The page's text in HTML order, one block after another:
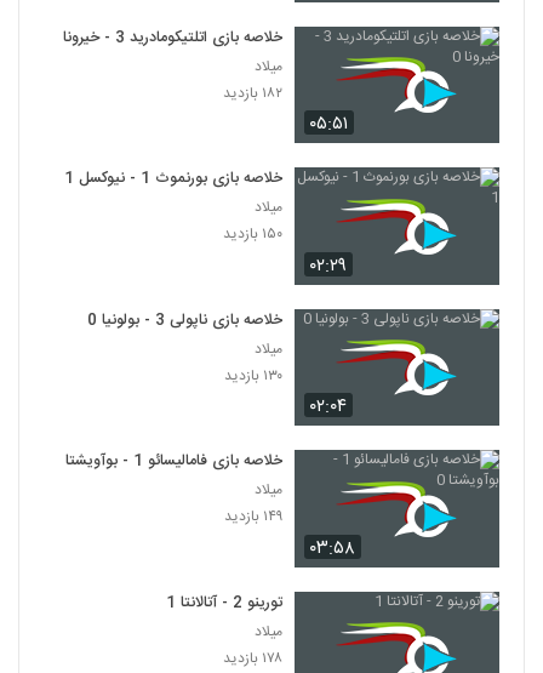
۰۵:۵۱
خلاصه بازی اتلتیکومادرید 3 - خیرونا 0
میلاد
۱۸۲ بازدید
۰۲:۲۹
خلاصه بازی بورنموث 1 - نیوکسل 1
میلاد
۱۵۰ بازدید
۰۲:۰۴
خلاصه بازی ناپولی 3 - بولونیا 0
میلاد
۱۳۰ بازدید
۰۳:۵۸
خلاصه بازی فامالیسائو 1 - بوآویشتا 0
میلاد
۱۴۹ بازدید
تورینو 2 - آتالانتا 1
میلاد
۱۷۸ بازدید